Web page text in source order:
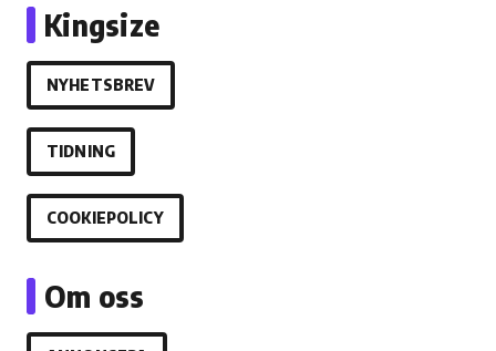
Kingsize
NYHETSBREV
TIDNING
COOKIEPOLICY
Om oss